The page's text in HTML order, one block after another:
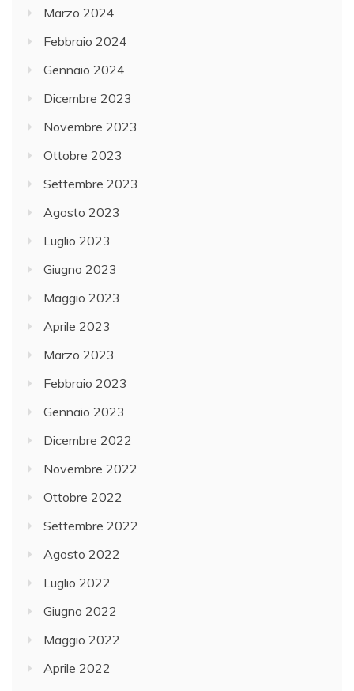
Marzo 2024
Febbraio 2024
Gennaio 2024
Dicembre 2023
Novembre 2023
Ottobre 2023
Settembre 2023
Agosto 2023
Luglio 2023
Giugno 2023
Maggio 2023
Aprile 2023
Marzo 2023
Febbraio 2023
Gennaio 2023
Dicembre 2022
Novembre 2022
Ottobre 2022
Settembre 2022
Agosto 2022
Luglio 2022
Giugno 2022
Maggio 2022
Aprile 2022